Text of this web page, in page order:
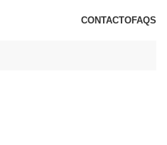
CONTACTOFAQS